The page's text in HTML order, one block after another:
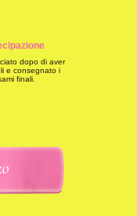
dopo di aver
e consegnato i
finali.